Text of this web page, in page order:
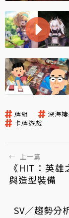
牌組 深海
卡牌遊戲
← 上一篇
《HIT：英
與造型裝備
SV／趨勢分